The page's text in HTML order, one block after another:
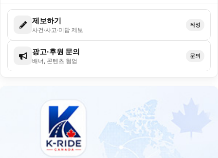
제보하기
사건·사고·미담 제보
작성
광고·후원 문의
배너, 콘텐츠 협업
문의